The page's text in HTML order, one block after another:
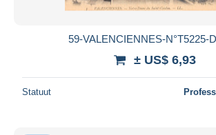
59-VALENCIENNES-N°T5225-
± US$ 6,93
Statuut